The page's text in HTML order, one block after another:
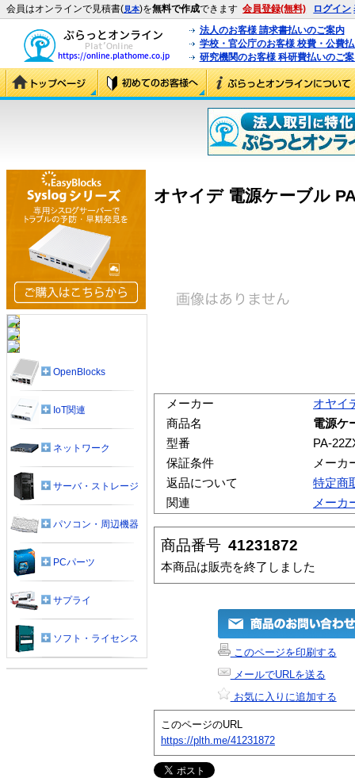
会員はオンラインで見積書(見本)を無料で作成できます 会員登録(無料) ログイン
法人のお客様 請求書払いのご案内
学校・官公庁のお客様 校費・公費
研究機関のお客様 科研費払いのご
オヤイデ 電源ケーブル
メーカー
オヤイ
商品名
電源ケ
型番
PA-
保証条件
メーカ
返品について
特定商
関連
メーカ
商品番号 41231872
本商品は販売を終了しました
このページを印刷する
メールでURLを送る
お気に入りに追加する
このページのURL
https://plth.me/41231872
OpenBlocks
IoT関連
ネットワーク
サーバ・ストレージ
パソコン・周辺機器
PCパーツ
サプライ
ソフト・ライセンス